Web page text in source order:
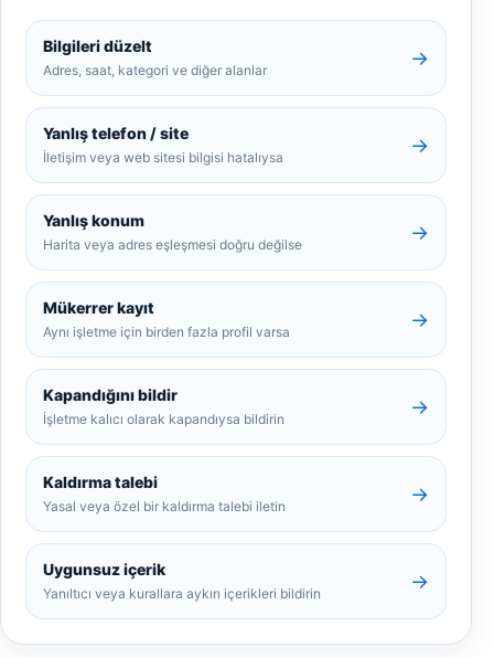
Bilgileri düzelt
Adres, saat, kategori ve diğer alanlar
→
Yanlış telefon / site
İletişim veya web sitesi bilgisi hatalıysa
→
Yanlış konum
Harita veya adres eşleşmesi doğru değilse
→
Mükerrer kayıt
Aynı işletme için birden fazla profil varsa
→
Kapandığını bildir
İşletme kalıcı olarak kapandıysa bildirin
→
Kaldırma talebi
Yasal veya özel bir kaldırma talebi iletin
→
Uygunsuz içerik
Yanıltıcı veya kurallara aykırı içerikleri bildirin
→